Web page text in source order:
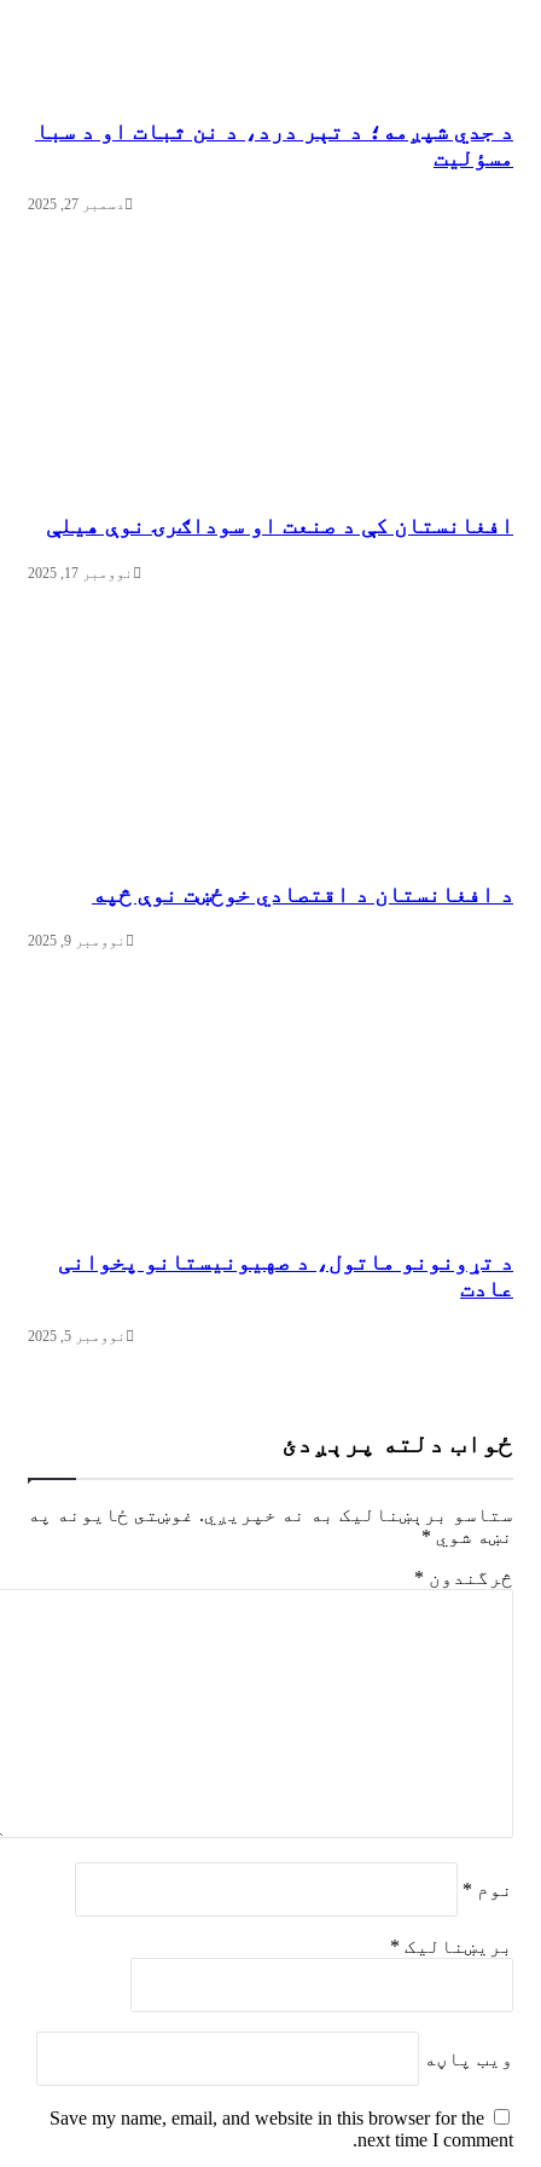
د جدي شپږمه؛ د تېر درد، د نن ثبات او د سبا
مسؤلیت
دسمبر 27, 2025
افغانستان کې د صنعت او سوداګرۍ نوې هیلې
نوومبر 17, 2025
د افغانستان د اقتصادي خوځښت نوې څپه
نوومبر 9, 2025
د تړونونو ماتول، د صهيونيستانو پخوانی
عادت
نوومبر 5, 2025
ځواب دلته پرېږدئ
ستاسو برېښناليک به نه خپريږي.
غوښتى ځایونه په
نښه شوي *
څرگندون *
نوم *
بریښنالیک *
ویب پاڼه
Save my name, email, and website in this browser for the
next time I comment.